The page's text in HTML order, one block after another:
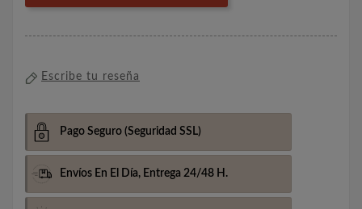
Escribe tu reseña
Pago Seguro (Seguridad SSL)
Envíos En El Día, Entrega 24/48 H.